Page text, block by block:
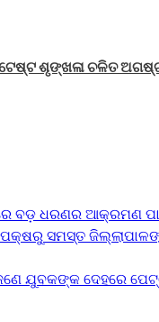
ଶୃଙ୍ଖଳା ଚଳିତ
ବଡ଼ ଧରଣର ଆକ୍ରମଣ
ସମସ୍ତ
ଜଣେ ଯୁବକଙ୍କ ଦେହରେ